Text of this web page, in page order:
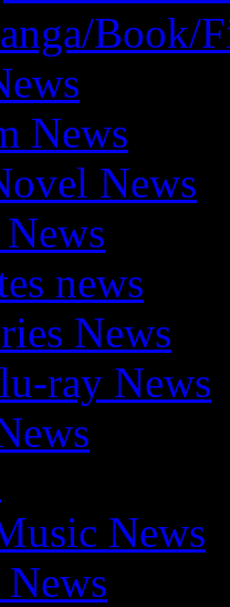
Book/
News
News
news
News
ray News
News